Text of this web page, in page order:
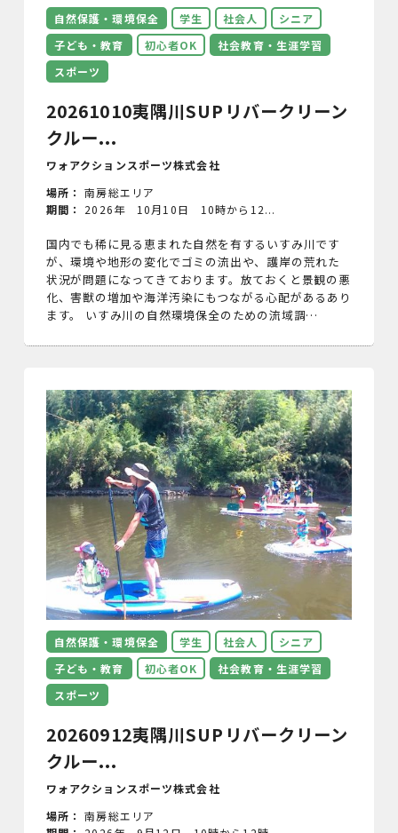
自然保護・環境保全 学生 社会人
シニア
子ども・教育
初心者OK
社会教育・生涯学習
スポーツ
20261010夷隅川SUPリバークリーン
クルー...
ワォアクションスポーツ株式会社
場所：
南房総エリア
期間：
2026年 10月10日 10時から12...
国内でも稀に見る恵まれた自然を有するいすみ川です
が、環境や地形の変化でゴミの流出や、護岸の荒れた
状況が問題になってきております。放ておくと景観の悪
化、害獣の増加や海洋汚染にもつながる心配があるあり
ます。 いすみ川の自然環境保全のための流域調…
自然保護・環境保全 学生 社会人
シニア
子ども・教育
初心者OK
社会教育・生涯学習
スポーツ
20260912夷隅川SUPリバークリーン
クルー...
ワォアクションスポーツ株式会社
場所：
南房総エリア